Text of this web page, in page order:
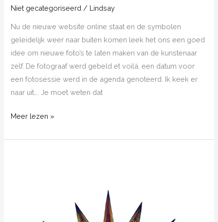
Niet gecategoriseerd / Lindsay
Nu de nieuwe website online staat en de symbolen
geleidelijk weer naar buiten komen leek het ons een goed
idee om nieuwe foto’s te laten maken van de kunstenaar
zelf. De fotograaf werd gebeld et voilà, een datum voor
een fotosessie werd in de agenda genoteerd. Ik keek er
naar uit…. Je moet weten dat
Fotosessie
Meer lezen »